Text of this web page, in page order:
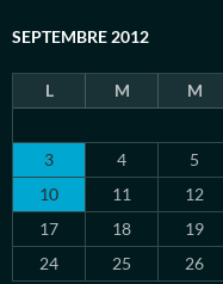
SEPTEMBRE 2012
L M M
3
4 5
10
11 12
17
18 19
24
25 26